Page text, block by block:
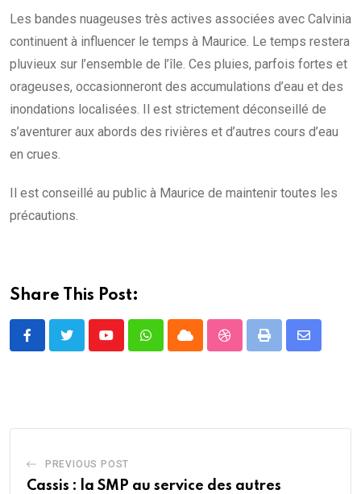
Les bandes nuageuses très actives associées avec Calvinia
continuent à influencer le temps à Maurice. Le temps restera
pluvieux sur l’ensemble de l’île. Ces pluies, parfois fortes et
orageuses, occasionneront des accumulations d’eau et des
inondations localisées. Il est strictement déconseillé de
s’aventurer aux abords des rivières et d’autres cours d’eau
en crues.
Il est conseillé au public à Maurice de maintenir toutes les
précautions.
Share This Post:
YoutubeWhatsappCloud StumbleUpon
Print
Share
PREVIOUS POST
Cassis : la SMP au service des autres